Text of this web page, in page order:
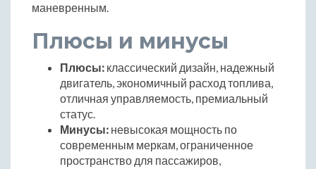
маневренным.
Плюсы и минусы
Плюсы: классический дизайн, надежный
двигатель, экономичный расход топлива,
отличная управляемость, премиальный
статус.
Минусы: невысокая мощность по
современным меркам, ограниченное
пространство для пассажиров,